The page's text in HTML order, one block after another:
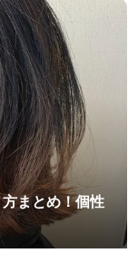
まとめ！個性